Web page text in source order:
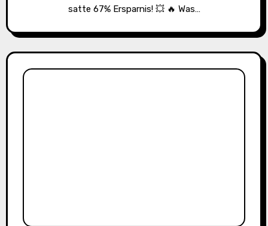
satte 67% Ersparnis! 💥 🔥 Was…